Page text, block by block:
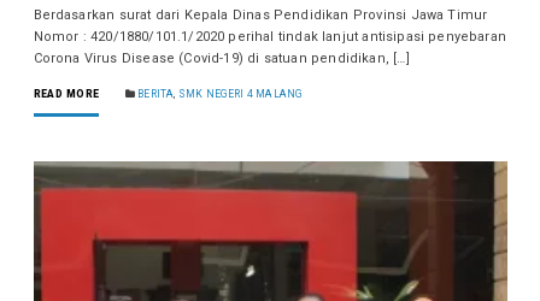
Berdasarkan surat dari Kepala Dinas Pendidikan Provinsi Jawa Timur
Nomor : 420/1880/101.1/2020 perihal tindak lanjut antisipasi penyebaran
Corona Virus Disease (Covid-19) di satuan pendidikan, […]
READ MORE BERITA SMK NEGERI 4 MALANG